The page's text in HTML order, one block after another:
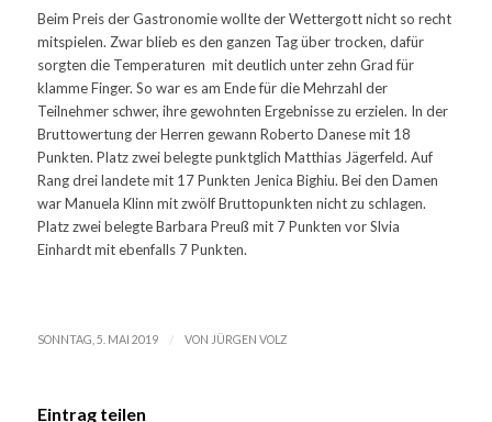
Beim Preis der Gastronomie wollte der Wettergott nicht so recht
mitspielen. Zwar blieb es den ganzen Tag über trocken, dafür
sorgten die Temperaturen mit deutlich unter zehn Grad für
klamme Finger. So war es am Ende für die Mehrzahl der
Teilnehmer schwer, ihre gewohnten Ergebnisse zu erzielen. In der
Bruttowertung der Herren gewann Roberto Danese mit 18
Punkten. Platz zwei belegte punktglich Matthias Jägerfeld. Auf
Rang drei landete mit 17 Punkten Jenica Bighiu. Bei den Damen
war Manuela Klinn mit zwölf Bruttopunkten nicht zu schlagen.
Platz zwei belegte Barbara Preuß mit 7 Punkten vor Slvia
Einhardt mit ebenfalls 7 Punkten.
SONNTAG, 5. MAI 2019 / VON JÜRGEN VOLZ
Eintrag teilen